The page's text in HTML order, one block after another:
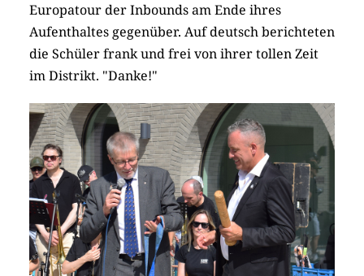
Europatour der Inbounds am Ende ihres
Aufenthaltes gegenüber. Auf deutsch berichteten
die Schüler frank und frei von ihrer tollen Zeit
im Distrikt. "Danke!"